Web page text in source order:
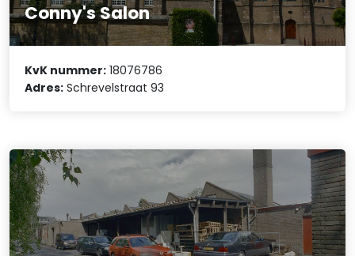
Conny's Salon
KvK nummer: 18076786
Adres: Schrevelstraat 93